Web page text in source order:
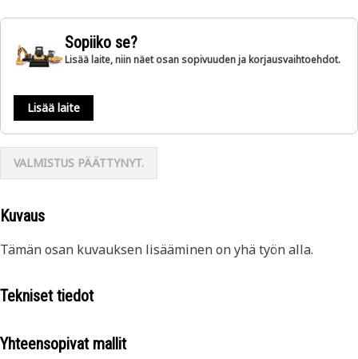
Sopiiko se?
Lisää laite, niin näet osan sopivuuden ja korjausvaihtoehdot.
Lisää laite
VALMISTUS PÄÄTTYNYT.
Kuvaus
Tämän osan kuvauksen lisääminen on yhä työn alla.
Tekniset tiedot
Yhteensopivat mallit